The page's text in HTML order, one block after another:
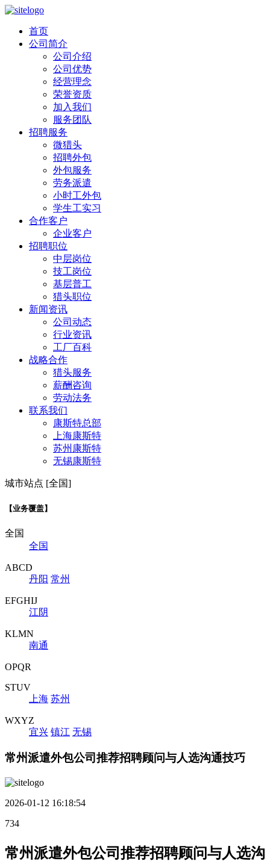
首页
公司简介
公司介绍
公司优势
经营理念
荣誉资质
加入我们
服务团队
招聘服务
微猎头
招聘外包
外包服务
劳务派遣
小时工外包
学生工实习
合作客户
企业客户
招聘职位
中层岗位
技工岗位
基层普工
猎头职位
新闻资讯
公司动态
行业资讯
工厂百科
战略合作
猎头服务
薪酬咨询
劳动法务
联系我们
康斯特总部
上海康斯特
苏州康斯特
无锡康斯特
城市站点 [全国]
【业务覆盖】
全国
全国
ABCD
丹阳 常州
EFGHIJ
江阴
KLMN
南通
OPQR
STUV
上海 苏州
WXYZ
宜兴 镇江 无锡
常州派遣外包公司推荐招聘顾问与人选沟通技巧
2026-01-12 16:18:54
734
常州派遣外包公司推荐招聘顾问与人选沟